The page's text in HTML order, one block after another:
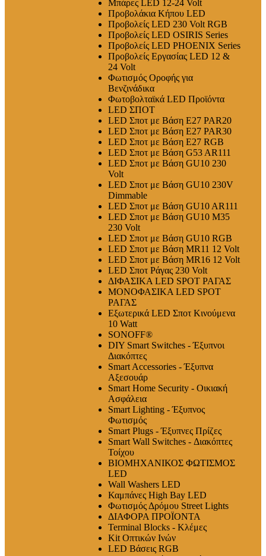
Μπάρες LED 12-24 Volt
Προβολάκια Κήπου LED
Προβολείς LED 230 Volt RGB
Προβολείς LED OSIRIS Series
Προβολείς LED PHOENIX Series
Προβολείς Εργασίας LED 12 &
24 Volt
Φωτισμός Οροφής για
Βενζινάδικα
Φωτοβολταϊκά LED Προϊόντα
LED ΣΠΟΤ
LED Σποτ με Βάση E27 PAR20
LED Σποτ με Βάση E27 PAR30
LED Σποτ με Βάση E27 RGB
LED Σποτ με Βάση G53 AR111
LED Σποτ με Βάση GU10 230
Volt
LED Σποτ με Βάση GU10 230V
Dimmable
LED Σποτ με Βάση GU10 AR111
LED Σποτ με Βάση GU10 M35
230 Volt
LED Σποτ με Βάση GU10 RGB
LED Σποτ με Βάση MR11 12 Volt
LED Σποτ με Βάση MR16 12 Volt
LED Σποτ Ράγας 230 Volt
ΔΙΦΑΣΙΚΑ LED SPOT ΡΑΓΑΣ
ΜΟΝΟΦΑΣΙΚΑ LED SPOT
ΡΑΓΑΣ
Εξωτερικά LED Σποτ Κινούμενα
10 Watt
SONOFF®
DIY Smart Switches - Έξυπνοι
Διακόπτες
Smart Accessories - Έξυπνα
Αξεσουάρ
Smart Home Security - Οικιακή
Ασφάλεια
Smart Lighting - Έξυπνος
Φωτισμός
Smart Plugs - Έξυπνες Πρίζες
Smart Wall Switches - Διακόπτες
Τοίχου
ΒΙΟΜΗΧΑΝΙΚΟΣ ΦΩΤΙΣΜΟΣ
LED
Wall Washers LED
Καμπάνες High Bay LED
Φωτισμός Δρόμου Street Lights
ΔΙΑΦΟΡΑ ΠΡΟΪΟΝΤΑ
Terminal Blocks - Κλέμες
Kit Οπτικών Ινών
LED Βάσεις RGB